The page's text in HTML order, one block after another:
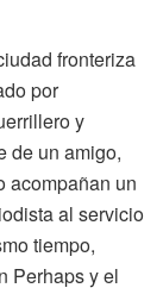
fronteriza
por
y
de un amigo,
acompañan un
al servicio
tiempo,
Perhaps y el